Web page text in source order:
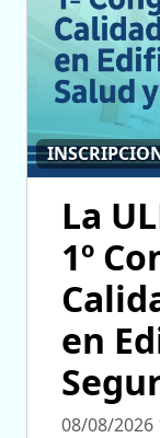
La
1º
en
08/08/2026